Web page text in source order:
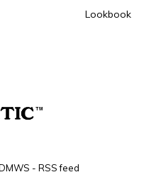
Lookbook
- RSS feed